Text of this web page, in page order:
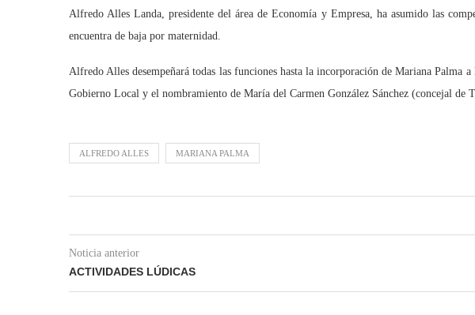
Alfredo Alles Landa, presidente del área de Economía y Empresa, ha asumido las
encuentra de baja por maternidad.
Alfredo Alles desempeñará todas las funciones hasta la incorporación de Mariana
Gobierno Local y el nombramiento de María del Carmen González Sánchez (concejal de
ALFREDO ALLES MARIANA PALMA
Noticia anterior
ACTIVIDADES LÚDICAS